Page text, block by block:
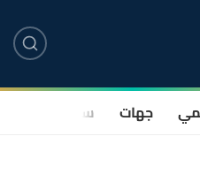
جهات سياسة